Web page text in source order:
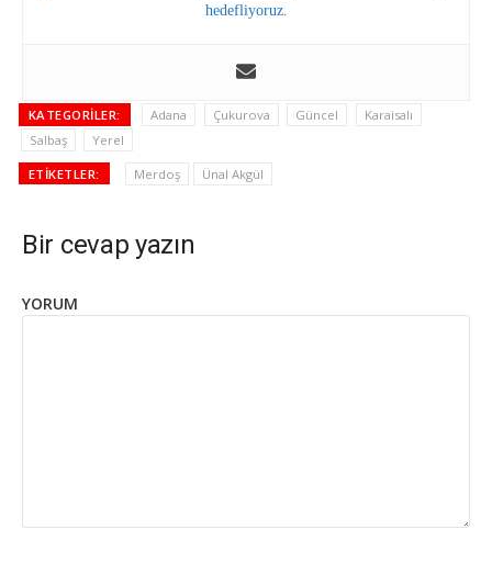
hedefliyoruz.
KATEGORILER: Adana Çukurova Güncel
Karaisalı
Salbaş
Yerel
ETIKETLER: Merdoş Ünal Akgül
Bir cevap yazın
YORUM